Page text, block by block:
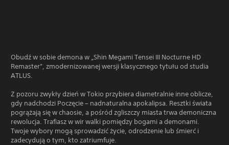
Obudź w sobie demona w „Shin Megami Tensei III Nocturne HD
Remaster”, zmodernizowanej wersji klasycznego tytułu od studia
ATLUS.
Z pozoru zwykły dzień w Tokio przybiera diametralnie inne oblicze,
gdy nadchodzi Poczęcie – nadnaturalna apokalipsa. Resztki świata
pogrążają się w chaosie, a pośród zgliszczy miasta trwa demoniczna
rewolucja. Trafiasz w wir walki pomiędzy bogami a demonami.
Twoje wybory mogą sprowadzić życie, odrodzenie lub śmierć i
zadecydują o tym, kto zatriumfuje.